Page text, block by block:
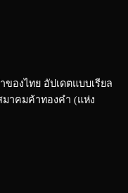
ของไทย อัปเดตแบบเรียล
มาคมค้าทองคำ (แห่ง